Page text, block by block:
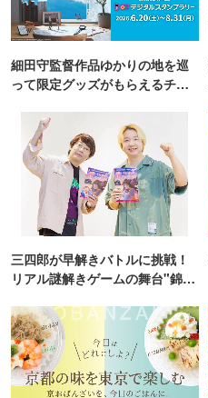
細田守監督作品ゆかりの地を巡
って限定グッズがもらえるチャ
三四郎が早解きバトルに挑戦！
リアル謎解きゲームの舞台"錦糸